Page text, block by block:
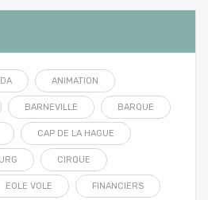
ANIMATION
BARNEVILLE BARQUE
CAP DE LA HAGUE
CIRQUE
EOLE VOLE FINANCIERS